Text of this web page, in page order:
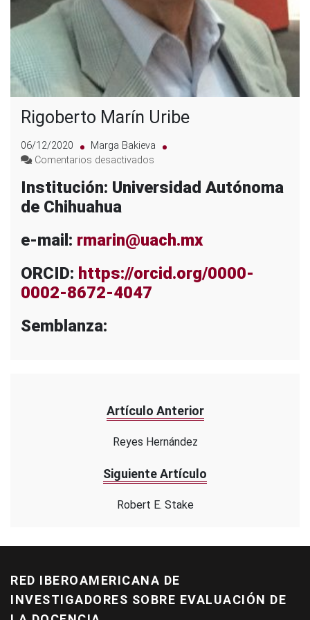
Rigoberto Marín Uribe
06/12/2020
Marga Bakieva
Comentarios desactivados
Marín
Institución: Universidad Autónoma
de Chihuahua
e-mail: rmarin@uach.mx
ORCID: https://orcid.org/0000-
0002-8672-4047
Semblanza:
Artículo Anterior
Reyes Hernández
Siguiente Artículo
Robert E. Stake
RED IBEROAMERICANA DE
INVESTIGADORES SOBRE EVALUACIÓN DE